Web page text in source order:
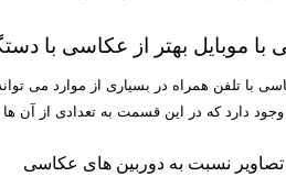
با موبایل بهتر از عکاسی با
با تلفن همراه در بسیاری از موارد می
دارد که در این قسمت به تعدادی از آن ها
نسبت به دوربین های عکاسی